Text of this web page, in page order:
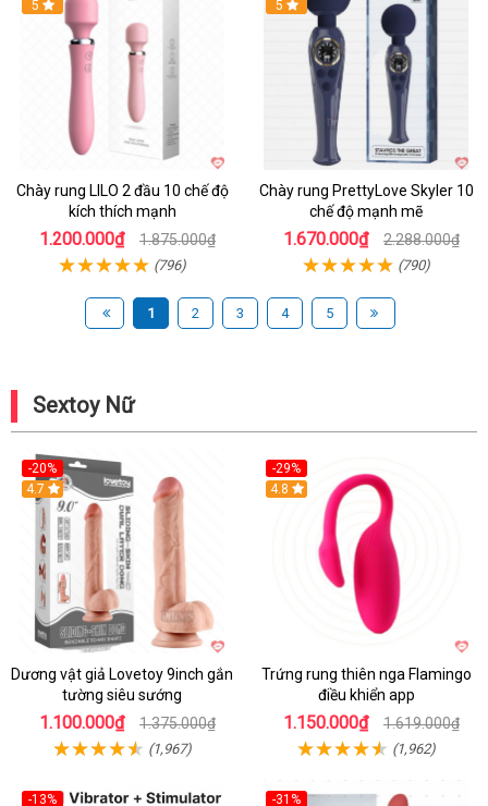
Hot
5
Chày rung LILO 2 đầu 10 chế độ
kích thích mạnh
1.200.000₫ 1.875.000₫
(796)
Hot
5
Chày rung PrettyLove Skyler 10
chế độ mạnh mẽ
1.670.000₫ 2.288.000₫
(790)
1 2 3 4 5
Sextoy Nữ
-20%
Hot
4.7
Dương vật giả Lovetoy 9inch gắn
tường siêu sướng
1.100.000₫ 1.375.000₫
(1,967)
-29%
Hot
4.8
Trứng rung thiên nga Flamingo
điều khiển app
1.150.000₫ 1.619.000₫
(1,962)
-13%
-31%